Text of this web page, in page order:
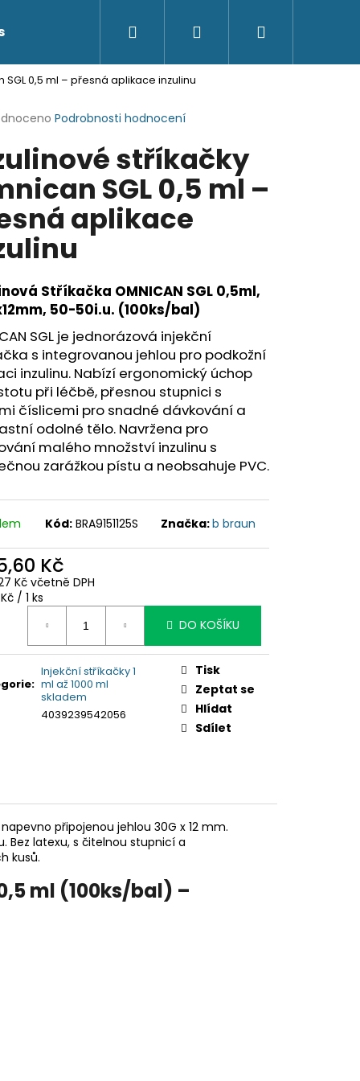
Přihlášení
0,5 ml – přesná aplikace inzulinu
Podrobnosti hodnocení
stříkačky
SGL 0,5 ml –
aplikace
Stříkačka OMNICAN SGL 0,5ml,
50-50i.u. (100ks/bal)
SGL je jednorázová injekční
s integrovanou jehlou pro podkožní
inzulinu. Nabízí ergonomický úchop
při léčbě, přesnou stupnici s
číslicemi pro snadné dávkování a
odolné tělo. Navržena pro
malého množství inzulinu s
zarážkou pístu a neobsahuje PVC.
Kód: BRA9151125S Značka:b braun
Kč
Kč včetně DPH
/ 1 ks
DO KOŠÍKU
:
Injekční stříkačky 1
ml až 1000 ml
skladem
4039239542056
Tisk
Zeptat se
Hlídat
Sdílet
připojenou jehlou 30G x 12 mm.
Bez latexu, s čitelnou stupnicí a
kusů.
ml (100ks/bal) –